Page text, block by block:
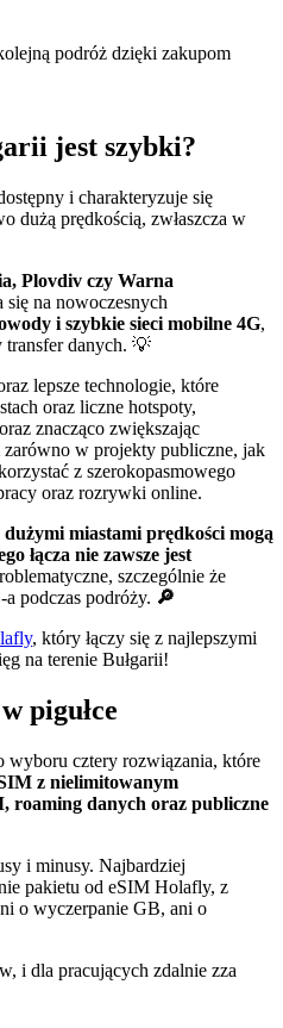
podróż dzięki zakupom
jest szybki?
i charakteryzuje się
dużą prędkością, zwłaszcza w
Plovdiv czy Warna
na nowoczesnych
i szybkie sieci mobilne 4G,
danych. 💡
lepsze technologie, które
oraz liczne hotspoty,
znacząco zwiększając
w projekty publiczne, jak
z szerokopasmowego
oraz rozrywki online.
dużymi miastami prędkości mogą
łącza nie zawsze jest
szczególnie że
podczas podróży. 🔎
, który łączy się z najlepszymi
na terenie Bułgarii!
pigułce
wyboru cztery rozwiązania, które
z nielimitowanym
roaming danych oraz publiczne
i minusy. Najbardziej
pakietu od eSIM Holafly, z
o wyczerpanie GB, ani o
i dla pracujących zdalnie zza